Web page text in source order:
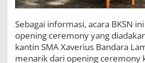
Sebagai informasi, acara BKSN
opening ceremony yang
kantin SMA Xaverius Bandara
menarik dari opening ceremony